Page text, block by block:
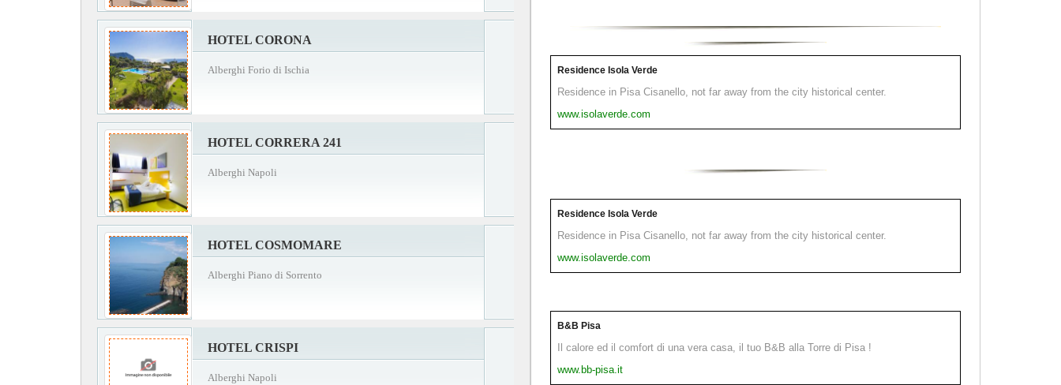
HOTEL CORONA
Alberghi Forio di Ischia
HOTEL CORRERA 241
Alberghi Napoli
HOTEL COSMOMARE
Alberghi Piano di Sorrento
HOTEL CRISPI
Alberghi Napoli
Residence Isola Verde
Residence in Pisa Cisanello, not far away from the city historical center.
www.isolaverde.com
Residence Isola Verde
Residence in Pisa Cisanello, not far away from the city historical center.
www.isolaverde.com
B&B Pisa
Il calore ed il comfort di una vera casa, il tuo B&B alla Torre di Pisa !
www.bb-pisa.it